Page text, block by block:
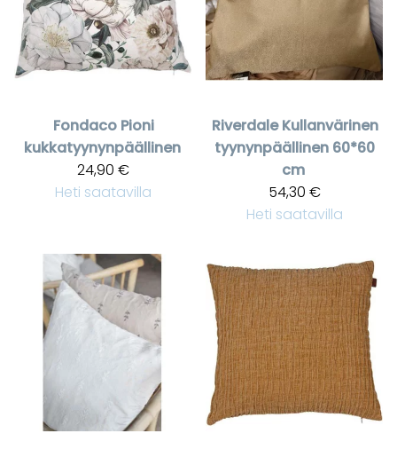
Fondaco Pioni
kukkatyynynpäällinen
24,90 €
Heti saatavilla
Riverdale Kullanvärinen
tyynynpäällinen 60*60
cm
54,30 €
Heti saatavilla